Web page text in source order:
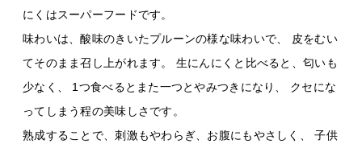
にくはスーパーフードです。
味わいは、酸味のきいたプルーンの様な味わいで、 皮をむい
てそのまま召し上がれます。 生にんにくと比べると、匂いも
少なく、 1つ食べるとまた一つとやみつきになり、 クセにな
ってしまう程の美味しさです。
熟成することで、刺激もやわらぎ、お腹にもやさしく、 子供